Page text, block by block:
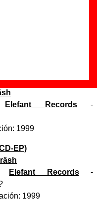
de vinilo de 7’’)
Elefant Records-
1999
EP)
Elefant Records-
1999